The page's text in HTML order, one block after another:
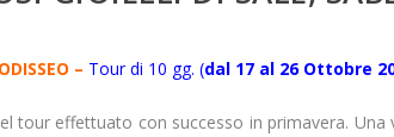
– Tour di 10 gg. (dal 17 al 26 Ottobre
tour effettuato con successo in primavera.